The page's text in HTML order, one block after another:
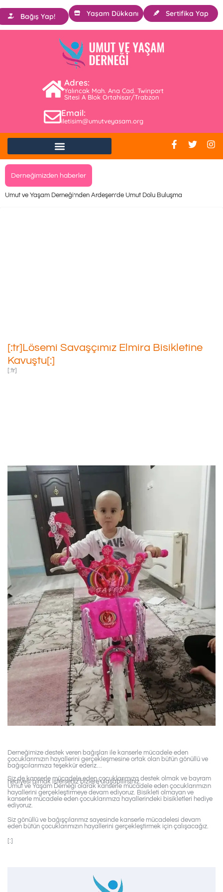
Sertifika Yap
Yaşam Dükkanı
Bağış Yap!
Adres:
Yalıncak Mah. Ana Cad. Twinpart
Sitesi A Blok Ortahisar/Trabzon
Email:
iletisim@umutveyasam.org
Derneğimizden haberler
Umut ve Yaşam Derneği’nden Ardeşen’de Umut Dolu Buluşma
[:tr]Lösemi Savaşçımız Elmira Bisikletine
Kavuştu[:]
[:tr]
Derneğimize destek veren bağışları ile kanserle mücadele eden
çocuklarımızın hayallerini gerçekleşmesine ortak olan bütün gönüllü ve
bağışcılarımıza teşekkür ederiz…
Siz de kanserle mücadele eden çocuklarımıza destek olmak ve bayram
hediyesi almak isterseniz bizlere ulaşabilirsiniz.
Umut ve Yaşam Derneği olarak kanserle mücadele eden çocuklarımızın
hayallerini gerçekleştirmeye devam ediyoruz. Bisikleti olmayan ve
kanserle mücadele eden çocuklarımıza hayallerindeki bisikletleri hediye
ediyoruz.
Siz gönüllü ve bağışçılarımız sayesinde kanserle mücadelesi devam
eden bütün çocuklarımızın hayallerini gerçekleştirmek için çalışacağız.
[:]